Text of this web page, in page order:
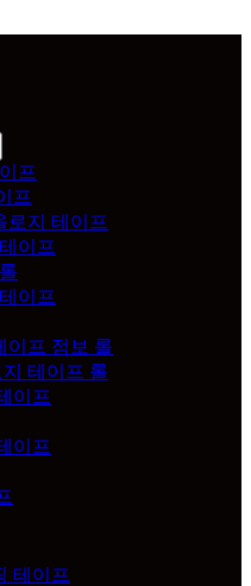
프
프
로지 테이프
이프
이프
이프 점보 롤
테이프 롤
이프
이프
테이프